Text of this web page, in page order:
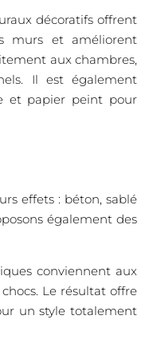
décoratifs offrent
murs et améliorent
aux chambres,
Il est également
et papier peint pour
effets : béton, sablé
également des
conviennent aux
Le résultat offre
un style totalement